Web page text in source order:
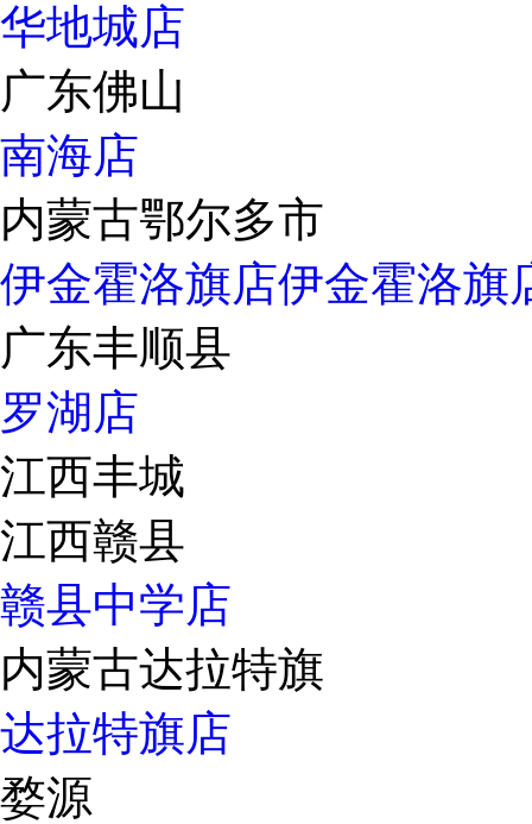
华地城店
广东佛山
南海店
内蒙古鄂尔多市
伊金霍洛旗店伊金霍洛旗
广东丰顺县
罗湖店
江西丰城
江西赣县
赣县中学店
内蒙古达拉特旗
达拉特旗店
婺源